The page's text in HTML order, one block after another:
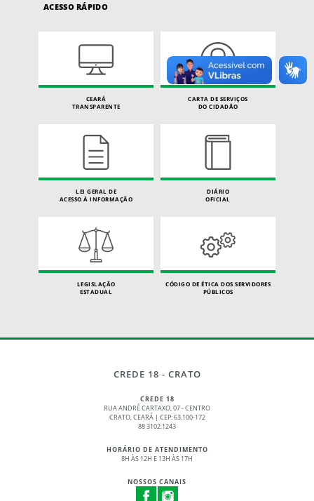
ACESSO RÁPIDO
CEARÁ
TRANSPARENTE
CARTA DE SERVIÇOS
DO CIDADÃO
LEI GERAL DE
ACESSO À INFORMAÇÃO
DIÁRIO
OFICIAL
LEGISLAÇÃO
ESTADUAL
CÓDIGO DE ÉTICA DOS SERVIDORES
PÚBLICOS
CREDE 18 - CRATO
CREDE 18
RUA ANDRÉ CARTAXO, 07 - CENTRO
CRATO, CEARÁ | CEP: 63.100-172
88 3102.1243
HORÁRIO DE ATENDIMENTO
8H ÀS 12H E 13H ÀS 17H
NOSSOS CANAIS